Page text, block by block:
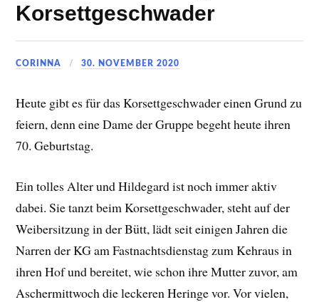
Korsettgeschwader
CORINNA 30. NOVEMBER 2020
Heute gibt es für das Korsettgeschwader einen Grund zu
feiern, denn eine Dame der Gruppe begeht heute ihren
70. Geburtstag.
Ein tolles Alter und Hildegard ist noch immer aktiv
dabei. Sie tanzt beim Korsettgeschwader, steht auf der
Weibersitzung in der Bütt, lädt seit einigen Jahren die
Narren der KG am Fastnachtsdienstag zum Kehraus in
ihren Hof und bereitet, wie schon ihre Mutter zuvor, am
Aschermittwoch die leckeren Heringe vor. Vor vielen,